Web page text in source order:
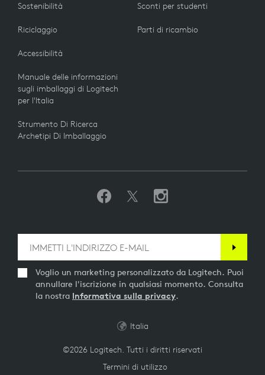
Sostenibilità
Riciclaggio
Accessibilità
Manuale delle informazioni
sugli imballaggi di Logitech
per l'Italia
Strumento Di Ricerca
Archetipi Di Imballaggio
Sconti per studenti
Parti di ricambio
Voglio un marketing personalizzato da Logitech. Puoi
annullare l'iscrizione in qualsiasi momento. Consulta
la nostra Informativa sulla privacy.
©2026 Logitech. Tutti i diritti riservati
Termini di utilizzo
Italia